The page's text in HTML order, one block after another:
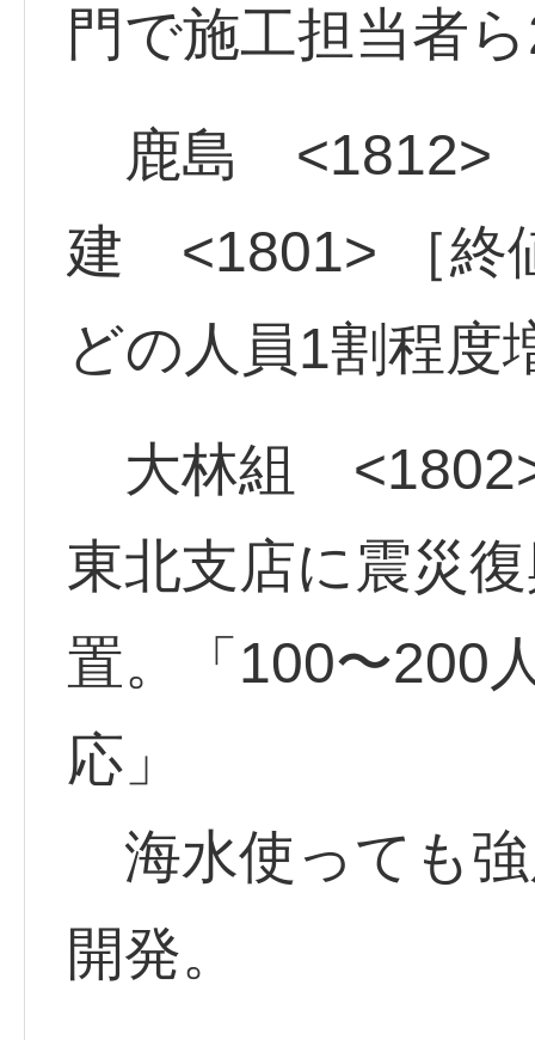
門で施工担当者
鹿島 <1812>
建 <1801> ［終
どの人員1割程度
大林組 <1802>
東北支店に震災
置。「100〜200
応」
海水使っても
開発。